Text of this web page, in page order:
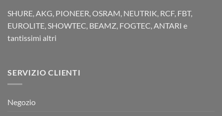
SHURE, AKG, PIONEER, OSRAM, NEUTRIK, RCF, FBT,
EUROLITE, SHOWTEC, BEAMZ, FOGTEC, ANTARI e
tantissimi altri
SERVIZIO CLIENTI
Negozio